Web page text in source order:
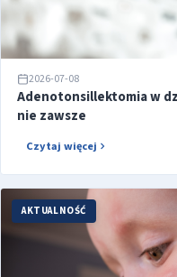
2026-07-08
Adenotonsillektomia w
nie zawsze
Czytaj więcej
AKTUALNOŚĆ